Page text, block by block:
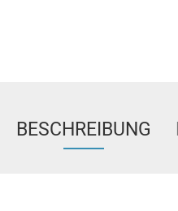
BESCHREIBUNG